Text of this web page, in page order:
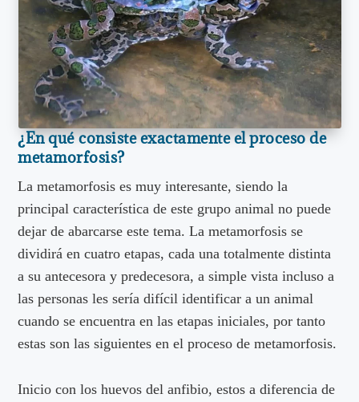
¿En qué consiste exactamente el proceso de
metamorfosis?
La metamorfosis es muy interesante, siendo la
principal característica de este grupo animal no puede
dejar de abarcarse este tema. La metamorfosis se
dividirá en cuatro etapas, cada una totalmente distinta
a su antecesora y predecesora, a simple vista incluso a
las personas les sería difícil identificar a un animal
cuando se encuentra en las etapas iniciales, por tanto
estas son las siguientes en el proceso de metamorfosis.
Inicio con los huevos del anfibio, estos a diferencia de